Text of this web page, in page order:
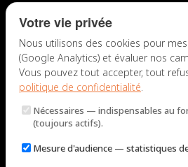
Avis clients
Candidater chez
NOUS
Lun – Jeu : 9h – 12h
Votre vie privée
Nous utilisons des cookies pour
(Google Analytics) et évaluer nos
Vous pouvez tout accepter, tout
politique de confidentialité.
Nécessaires — indispensables au
(toujours actifs).
Mesure d'audience — statistiques